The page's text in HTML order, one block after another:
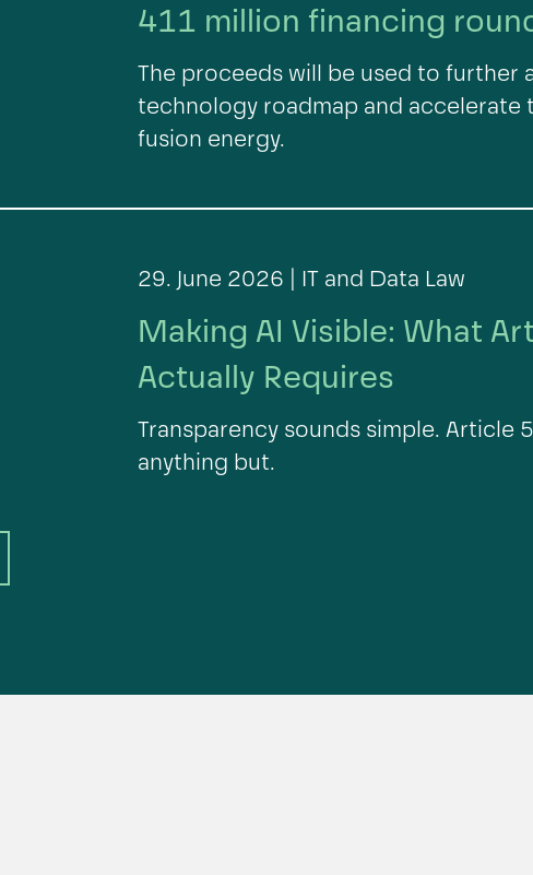
411 million financing
The proceeds will be used to further
technology roadmap and
fusion energy.
29. June 2026 | IT and Data Law
Making AI Visible: What
Actually Requires
Transparency sounds simple. Article
anything but.